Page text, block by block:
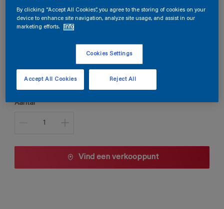
B9.28.19
1 L
Aantal
Vind een verkooppunt
By clicking “Accept All Cookies”, you agree to the storing of cookies on your
device to enhance site navigation, analyze site usage, and assist in our
marketing efforts.
Info
Cookies Settings
Reject All
Accept All Cookies